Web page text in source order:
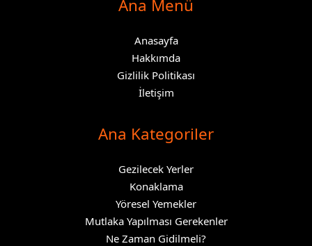
Ana Menü
Anasayfa
Hakkımda
Gizlilik Politikası
İletişim
Ana Kategoriler
Gezilecek Yerler
Konaklama
Yöresel Yemekler
Mutlaka Yapılması Gerekenler
Ne Zaman Gidilmeli?